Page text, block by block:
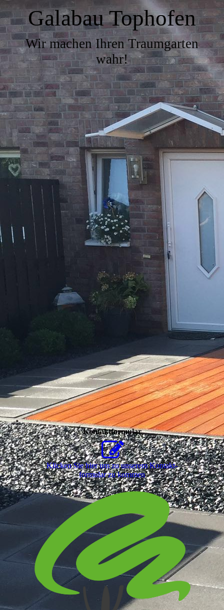
Galabau Tophofen
Wir machen Ihren Traumgarten
wahr!
Kontaktformular
Klicken Sie hier um zu unserem Kon­takt­
for­mu­lar zu kommen